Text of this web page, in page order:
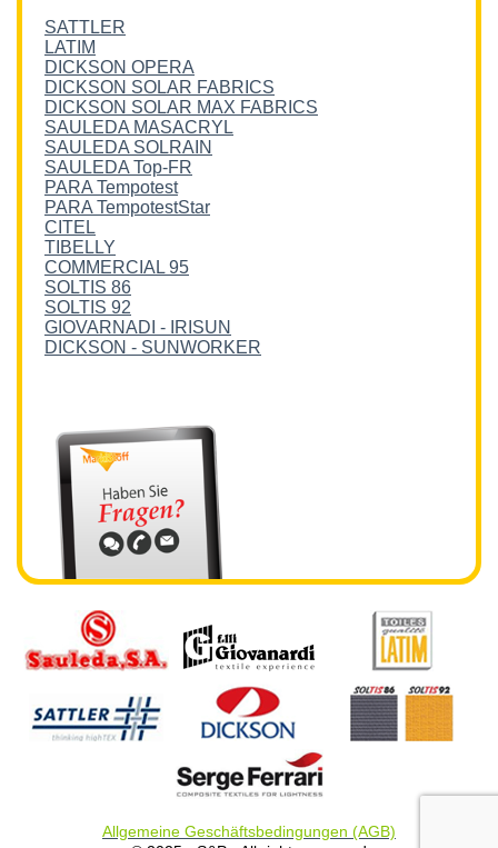
SATTLER
LATIM
DICKSON OPERA
DICKSON SOLAR FABRICS
DICKSON SOLAR MAX FABRICS
SAULEDA MASACRYL
SAULEDA SOLRAIN
SAULEDA Top-FR
PARA Tempotest
PARA TempotestStar
CITEL
TIBELLY
COMMERCIAL 95
SOLTIS 86
SOLTIS 92
GIOVARNADI - IRISUN
DICKSON - SUNWORKER
Allgemeine Geschäftsbedingungen (AGB)